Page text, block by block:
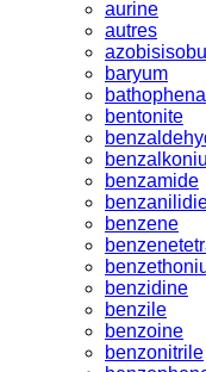
aurine
autres
baryum
bentonite
benzamide
benzene
benzidine
benzile
benzoine
benzonitrile